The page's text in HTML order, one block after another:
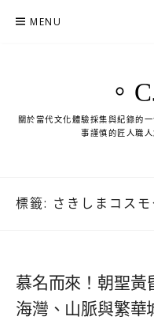
MENU
。
關於當代文化體驗採集與紀錄的
事謹慎的匠人職
標籤: さきしまコス
慕名而來！朝聖黃
海灣、山脈與繁華